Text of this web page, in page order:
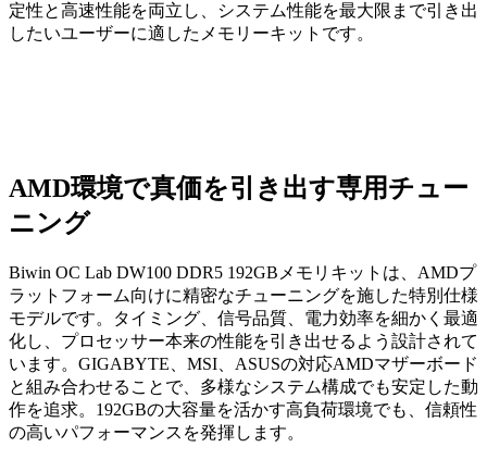
定性と高速性能を両立し、システム性能を最大限まで引き出
したいユーザーに適したメモリーキットです。
AMD環境で真価を引き出す専用チュー
ニング
Biwin OC Lab DW100 DDR5 192GBメモリキットは、AMDプ
ラットフォーム向けに精密なチューニングを施した特別仕様
モデルです。タイミング、信号品質、電力効率を細かく最適
化し、プロセッサー本来の性能を引き出せるよう設計されて
います。GIGABYTE、MSI、ASUSの対応AMDマザーボード
と組み合わせることで、多様なシステム構成でも安定した動
作を追求。192GBの大容量を活かす高負荷環境でも、信頼性
の高いパフォーマンスを発揮します。